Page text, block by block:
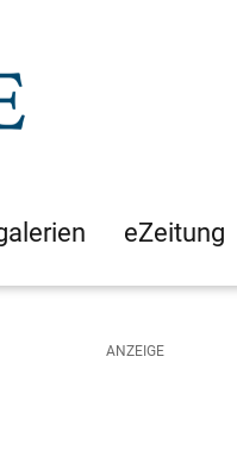
eZeitung